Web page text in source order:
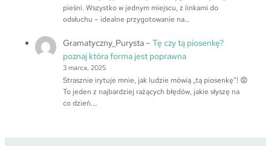
pieśni. Wszystko w jednym miejscu, z linkami do
odsłuchu – idealne przygotowanie na…
Gramatyczny_Purysta– Tę czy tą piosenkę?
poznaj która forma jest poprawna
3 marca, 2025
Strasznie irytuje mnie, jak ludzie mówią „tą piosenkę”! 😡
To jeden z najbardziej rażących błędów, jakie słyszę na
co dzień.…